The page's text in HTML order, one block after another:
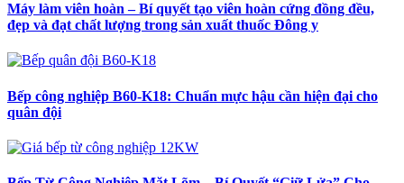
Máy làm viên hoàn – Bí quyết tạo viên hoàn cứng đồng đều,
đẹp và đạt chất lượng trong sản xuất thuốc Đông y
Bếp công nghiệp B60-K18: Chuẩn mực hậu cần hiện đại cho
quân đội